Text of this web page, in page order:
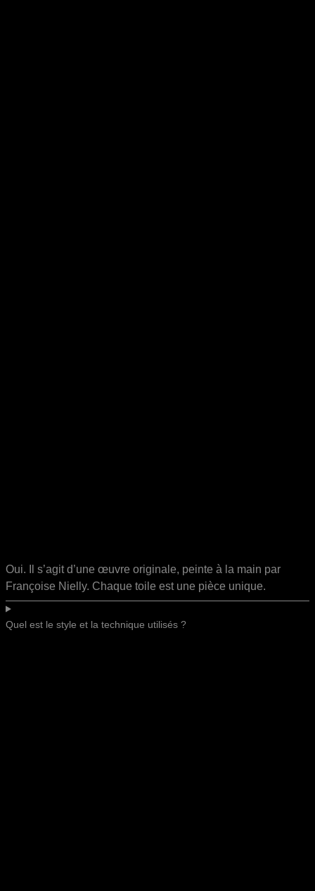
Oui. Il s’agit d’une œuvre originale, peinte à la main par
Françoise Nielly. Chaque toile est une pièce unique.
Quel est le style et la technique utilisés ?